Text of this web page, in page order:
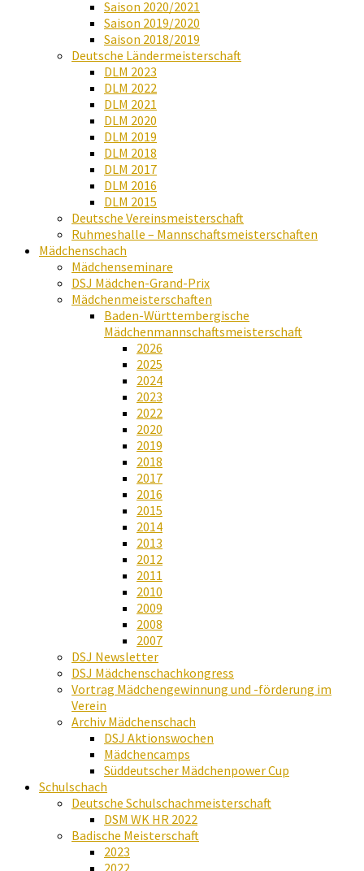
Saison 2020/2021
Saison 2019/2020
Saison 2018/2019
Deutsche Ländermeisterschaft
DLM 2023
DLM 2022
DLM 2021
DLM 2020
DLM 2019
DLM 2018
DLM 2017
DLM 2016
DLM 2015
Deutsche Vereinsmeisterschaft
Ruhmeshalle – Mannschaftsmeisterschaften
Mädchenschach
Mädchenseminare
DSJ Mädchen-Grand-Prix
Mädchenmeisterschaften
Baden-Württembergische
Mädchenmannschaftsmeisterschaft
2026
2025
2024
2023
2022
2020
2019
2018
2017
2016
2015
2014
2013
2012
2011
2010
2009
2008
2007
DSJ Newsletter
DSJ Mädchenschachkongress
Vortrag Mädchengewinnung und -förderung im
Verein
Archiv Mädchenschach
DSJ Aktionswochen
Mädchencamps
Süddeutscher Mädchenpower Cup
Schulschach
Deutsche Schulschachmeisterschaft
DSM WK HR 2022
Badische Meisterschaft
2023
2022